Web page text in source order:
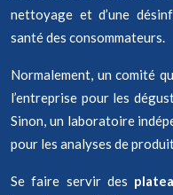
nettoyage et d’une
santé des consommateurs.
Normalement, un comité
l’entreprise pour les
Sinon, un laboratoire
pour les analyses de
Se faire servir des